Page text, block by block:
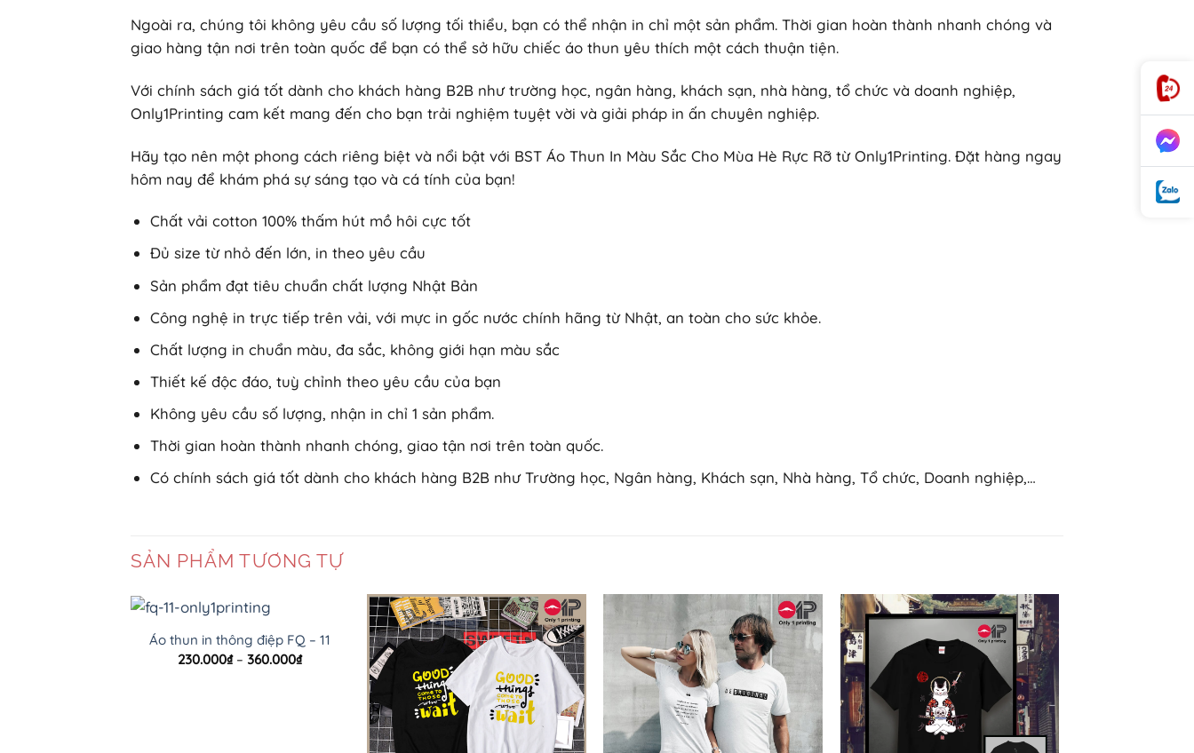
Ngoài ra, chúng tôi không yêu cầu số lượng tối thiểu, bạn có thể nhận in chỉ một sản phẩm. Thời gian hoàn thành nhanh chóng và
giao hàng tận nơi trên toàn quốc để bạn có thể sở hữu chiếc áo thun yêu thích một cách thuận tiện.
Với chính sách giá tốt dành cho khách hàng B2B như trường học, ngân hàng, khách sạn, nhà hàng, tổ chức và doanh nghiệp,
Only1Printing cam kết mang đến cho bạn trải nghiệm tuyệt vời và giải pháp in ấn chuyên nghiệp.
Hãy tạo nên một phong cách riêng biệt và nổi bật với BST Áo Thun In Màu Sắc Cho Mùa Hè Rực Rỡ từ Only1Printing. Đặt hàng ngay
hôm nay để khám phá sự sáng tạo và cá tính của bạn!
Chất vải cotton 100% thấm hút mồ hôi cực tốt
Đủ size từ nhỏ đến lớn, in theo yêu cầu
Sản phẩm đạt tiêu chuẩn chất lượng Nhật Bản
Công nghệ in trực tiếp trên vải, với mực in gốc nước chính hãng từ Nhật, an toàn cho sức khỏe.
Chất lượng in chuẩn màu, đa sắc, không giới hạn màu sắc
Thiết kế độc đáo, tuỳ chỉnh theo yêu cầu của bạn
Không yêu cầu số lượng, nhận in chỉ 1 sản phẩm.
Thời gian hoàn thành nhanh chóng, giao tận nơi trên toàn quốc.
Có chính sách giá tốt dành cho khách hàng B2B như Trường học, Ngân hàng, Khách sạn, Nhà hàng, Tổ chức, Doanh nghiệp,…
SẢN PHẨM TƯƠNG TỰ
Áo thun in thông điệp FQ – 11
230.000₫ – 360.000₫Khoảng